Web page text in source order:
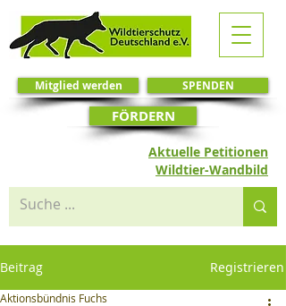
SPENDEN
Mitglied werden
Aktuelle Petitionen
FÖRDERN
Wildtier-Wandbild
Beitrag Registrieren
Aktionsbündnis Fuchs